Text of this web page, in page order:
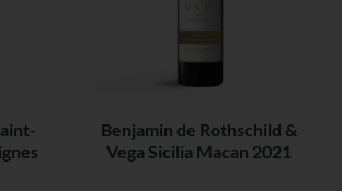
Benjamin de Rothschild &
Vega Sicilia Macan 2021